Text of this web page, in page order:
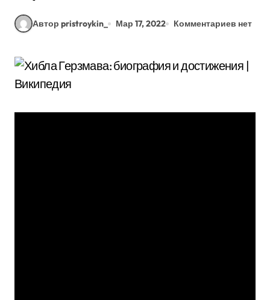
Автор pristroykin_ Мар 17, 2022 Комментариев нет